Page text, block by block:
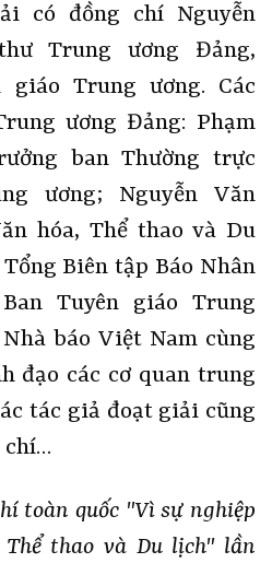
có đồng chí Nguyễn
Trung ương Đảng,
giáo Trung ương. Các
ương Đảng: Phạm
ban Thường trực
ương; Nguyễn Văn
hóa, Thể thao và Du
Biên tập Báo Nhân
Tuyên giáo Trung
báo Việt Nam cùng
đạo các cơ quan trung
tác giả đoạt giải cũng
chí…
toàn quốc "Vì sự nghiệp
thao và Du lịch" lần